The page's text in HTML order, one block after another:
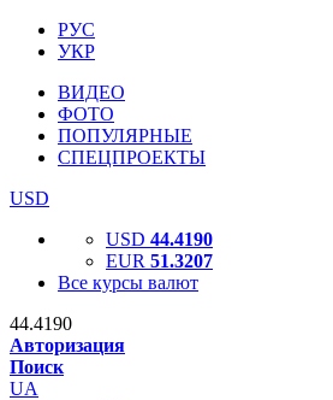
РУС
УКР
ВИДЕО
ФОТО
ПОПУЛЯРНЫЕ
СПЕЦПРОЕКТЫ
USD
USD 44.4190
EUR 51.3207
Все курсы валют
44.4190
Авторизация
Поиск
UA